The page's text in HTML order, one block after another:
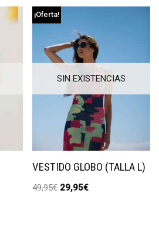
SIN EXISTENCIAS
¡Oferta!
VESTIDO GLOBO (TALLA L)
49,95€ 29,95€